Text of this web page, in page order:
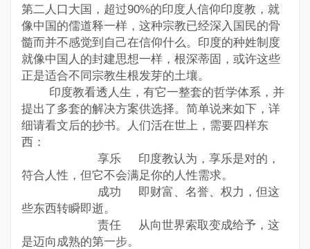
第二人口大国，超过90%的印度人信仰印度教，就
像中国的儒道释一样，这种宗教已经深入国民的骨
髓而并不感觉到自己在信仰什么。印度的种姓制度
就像中国人的封建思想一样，根深蒂固，或许这些
正是适合不同宗教生根发芽的土壤。
印度教看透人生，有它一整套的哲学体系，并
提出了多套的解决方案供选择。简单说来如下，详
细请看文后的抄书。人们活在世上，需要四样东
西：
享乐 印度教认为，享乐是对的，
符合人性，但它不会满足你的人性需求。
成功 即财富、名誉、权力，但这
些东西转瞬即逝。
责任 从向世界索取变成给予，这
是迈向成熟的第一步。